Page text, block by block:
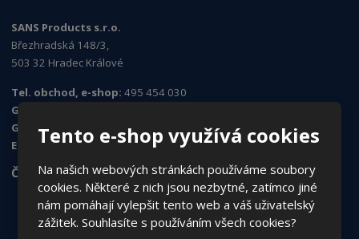
Tento e-shop využívá cookies
Na našich webových stránkách používáme soubory
cookies. Některé z nich jsou nezbytné, zatímco jiné
nám pomáhají vylepšit tento web a váš uživatelský
zážitek. Souhlasíte s používáním všech cookies?
SANS Products s.r.o.
Březhradská 148/3,
503 32 Hradec Králové
Tel. obchod, e-shop: 495 454 030
GSM obchod, e-shop
GSM objednávky
: 724 995 979
E-mail: sans@sans.cz
ČASTO HLEDÁTE
Jak nakupovat
Obchodní podmínky